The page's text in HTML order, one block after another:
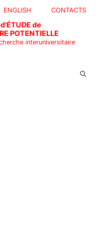
CONTACTS
ENGLISH
de
POTENTIELLE
interuniversitaire